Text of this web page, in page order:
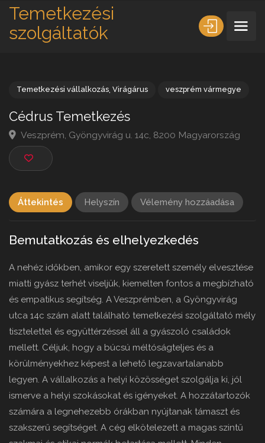
Temetkezési
szolgáltatók
Cédrus Temetkezés
Veszprém, Gyöngyvirág u. 14c, 8200 Magyarország
Áttekintés Helyszín Vélemény hozzáadása
Bemutatkozás és elhelyezkedés
A nehéz időkben, amikor egy szeretett személy elvesztése
miatti gyász terhét viseljük, kiemelten fontos a megbízható
és empatikus segítség. A Veszprémben, a Gyöngyvirág
utca 14c szám alatt található temetkezési szolgáltató mély
tisztelettel és együttérzéssel áll a gyászoló családok
mellett. Céljuk, hogy a búcsú méltóságteljes és a
körülményekhez képest a lehető legzavartalanabb
legyen. A vállalkozás a helyi közösséget szolgálja ki, jól
ismerve a helyi szokásokat és igényeket. A hozzátartozók
számára a legnehezebb órákban nyújtanak támaszt és
szakszerű segítséget. A cég elkötelezett a magas szintű